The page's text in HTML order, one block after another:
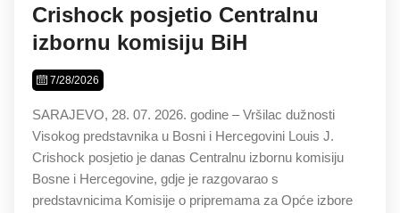
Crishock posjetio Centralnu
izbornu komisiju BiH
7/28/2026
SARAJEVO, 28. 07. 2026. godine – Vršilac dužnosti
Visokog predstavnika u Bosni i Hercegovini Louis J.
Crishock posjetio je danas Centralnu izbornu komisiju
Bosne i Hercegovine, gdje je razgovarao s
predstavnicima Komisije o pripremama za Opće izbore